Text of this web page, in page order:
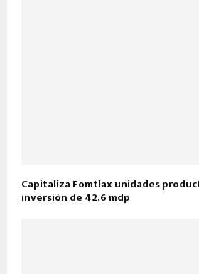
Capitaliza Fomtlax unidades
inversión de 42.6 mdp